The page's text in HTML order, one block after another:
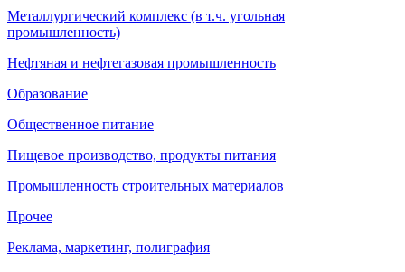
Металлургический комплекс (в т.ч. угольная
промышленность)
Нефтяная и нефтегазовая промышленность
Образование
Общественное питание
Пищевое производство, продукты питания
Промышленность строительных материалов
Прочее
Реклама, маркетинг, полиграфия